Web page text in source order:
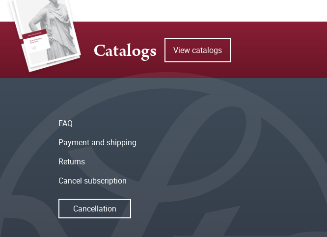
Catalogs View catalogs
FAQ
Payment and shipping
Returns
Cancel subscription
Cancellation